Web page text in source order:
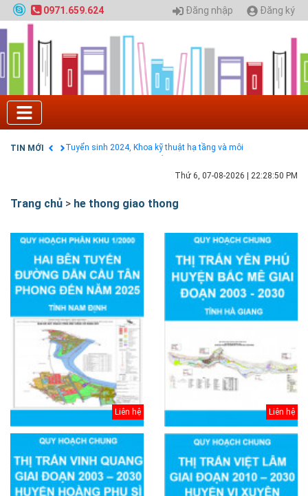
0971.659.624 Đăng nhập Đăng ký
TIN MỚI
Tuyển sinh 2025, Khoa kỹ thuật hạ tầng và môi
trường đô thị - Đại học Kiến trúc Hà Nội
Chính sách thanh toán
Điều khoản dịch vụ
Quy hoạch chung hệ thống đê điều thành phố Hà
GIAO LƯU TRỰC TUYẾN - TƯ VẤN TUYỂN SINH ĐẠI
SỐ 02
Thứ 6, 07-08-2026 22:28:51 PM
Trang chủ > he thong giao thong
Liên hệ Liên hệ